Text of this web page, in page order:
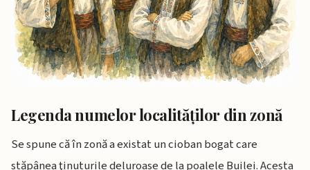
Legenda numelor localităţilor din zonă
Se spune că în zonă a existat un cioban bogat care
stăpânea ţinuturile deluroase de la poalele Builei. Acesta